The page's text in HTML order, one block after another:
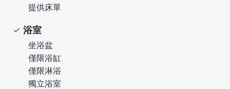
提供床單
浴室
坐浴盆
僅限浴缸
僅限淋浴
獨立浴室